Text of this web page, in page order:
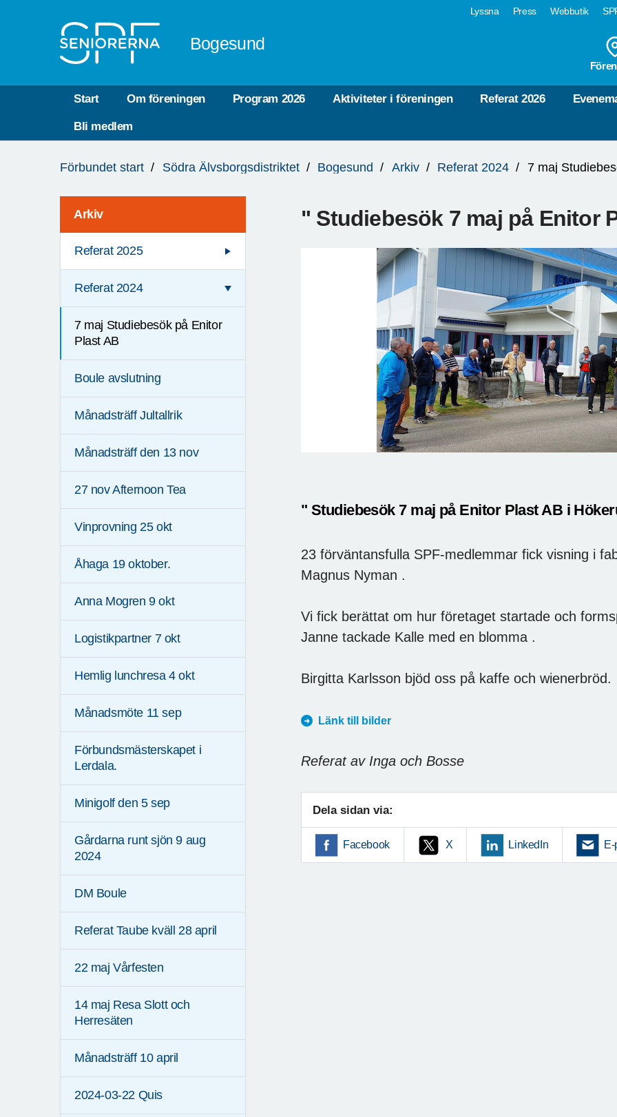
Lyssna Press Webbutik
Bogesund
Start Om föreningen Program 2026 Aktiviteter i föreningen Referat 2026
Bli medlem
är
Förbundet start Södra Älvsborgsdistriktet Bogesund Arkiv Referat 2024 7 maj
Arkiv
Referat 2025
Referat 2024
7 maj Studiebesök på Enitor
Plast AB
Boule avslutning
Månadsträff Jultallrik
Månadsträff den 13 nov
27 nov Afternoon Tea
Vinprovning 25 okt
Åhaga 19 oktober.
Anna Mogren 9 okt
Logistikpartner 7 okt
Hemlig lunchresa 4 okt
Månadsmöte 11 sep
Förbundsmästerskapet i
Lerdala.
Minigolf den 5 sep
Gårdarna runt sjön 9 aug
2024
DM Boule
Referat Taube kväll 28 april
22 maj Vårfesten
14 maj Resa Slott och
Herresäten
Månadsträff 10 april
2024-03-22 Quis
" Studiebesök 7 maj på Enitor
" Studiebesök 7 maj på Enitor Plast AB i
23 förväntansfulla SPF-medlemmar fick visning i
Magnus Nyman .
Vi fick berättat om hur företaget startade och
Janne tackade Kalle med en blomma .
Birgitta Karlsson bjöd oss ​​på kaffe och wienerbröd.
Länk till bilder
Referat av Inga och Bosse
Dela sidan via:
Facebook X LinkedIn